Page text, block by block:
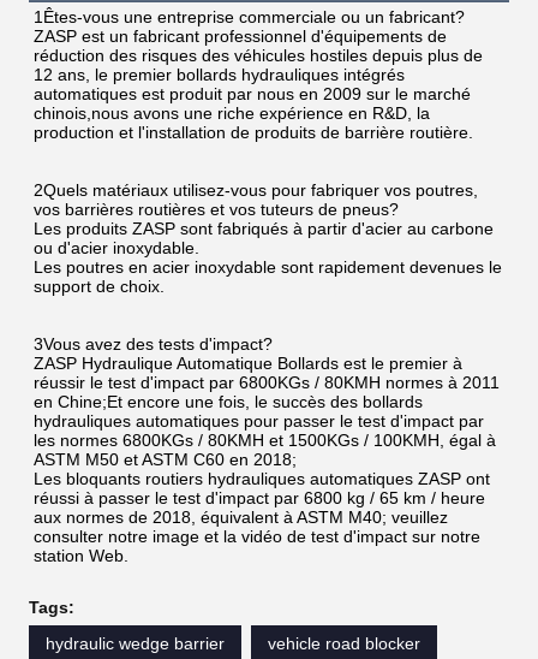
1Êtes-vous une entreprise commerciale ou un fabricant?
ZASP est un fabricant professionnel d'équipements de
réduction des risques des véhicules hostiles depuis plus de
12 ans, le premier bollards hydrauliques intégrés
automatiques est produit par nous en 2009 sur le marché
chinois,nous avons une riche expérience en R&D, la
production et l'installation de produits de barrière routière.
2Quels matériaux utilisez-vous pour fabriquer vos poutres,
vos barrières routières et vos tuteurs de pneus?
Les produits ZASP sont fabriqués à partir d'acier au carbone
ou d'acier inoxydable.
Les poutres en acier inoxydable sont rapidement devenues le
support de choix.
3Vous avez des tests d'impact?
ZASP Hydraulique Automatique Bollards est le premier à
réussir le test d'impact par 6800KGs / 80KMH normes à 2011
en Chine;Et encore une fois, le succès des bollards
hydrauliques automatiques pour passer le test d'impact par
les normes 6800KGs / 80KMH et 1500KGs / 100KMH, égal à
ASTM M50 et ASTM C60 en 2018;
Les bloquants routiers hydrauliques automatiques ZASP ont
réussi à passer le test d'impact par 6800 kg / 65 km / heure
aux normes de 2018, équivalent à ASTM M40; veuillez
consulter notre image et la vidéo de test d'impact sur notre
station Web.
Tags:
hydraulic wedge barrier
vehicle road blocker